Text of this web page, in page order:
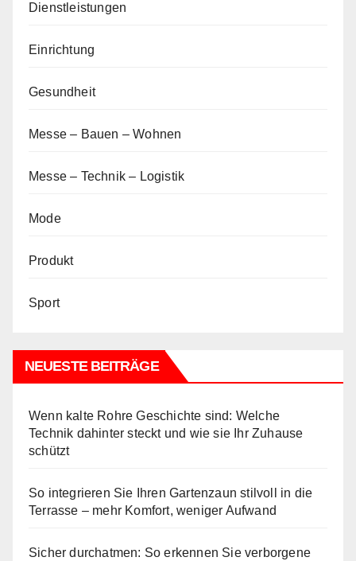
Dienstleistungen
Einrichtung
Gesundheit
Messe – Bauen – Wohnen
Messe – Technik – Logistik
Mode
Produkt
Sport
NEUESTE BEITRÄGE
Wenn kalte Rohre Geschichte sind: Welche
Technik dahinter steckt und wie sie Ihr Zuhause
schützt
So integrieren Sie Ihren Gartenzaun stilvoll in die
Terrasse – mehr Komfort, weniger Aufwand
Sicher durchatmen: So erkennen Sie verborgene